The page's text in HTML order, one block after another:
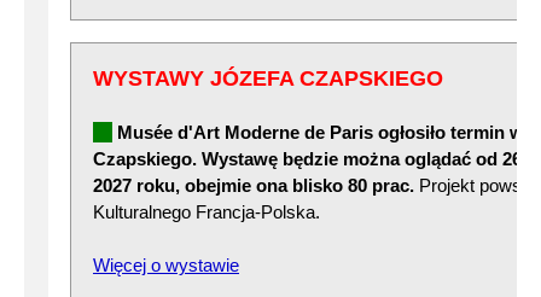
WYSTAWY JÓZEFA CZAPSKIEGO
Musée d'Art Moderne de Paris ogłosiło termin
Czapskiego. Wystawę będzie można oglądać od 26
2027 roku, obejmie ona blisko 80 prac. Projekt
Kulturalnego Francja-Polska.
Więcej o wystawie